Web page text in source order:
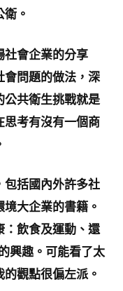
。
社會企業的分享
會問題的做法，深
公共衛生挑戰就是
思考有沒有一個商
包括國內外許多社
大企業的書籍。
：飲食及運動、還
興趣。可能看了太
觀點很偏左派。